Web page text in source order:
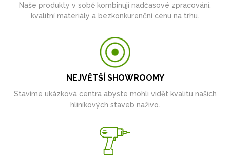
Naše produkty v sobě kombinují nadčasové zpracování,
kvalitní materiály a bezkonkurenční cenu na trhu.
NEJVĚTŠÍ SHOWROOMY
Stavíme ukázková centra abyste mohli vidět kvalitu našich
hliníkových staveb naživo.